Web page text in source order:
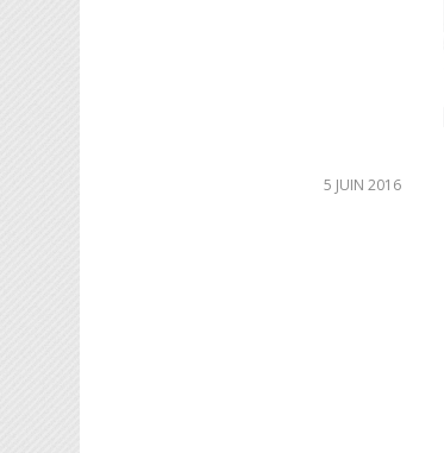
5 JUIN 2016